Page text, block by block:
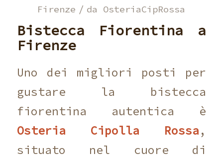
Firenze / da OsteriaCipRossa
Bistecca Fiorentina a
Firenze
Uno dei migliori posti per
gustare la bistecca
fiorentina autentica è
Osteria Cipolla Rossa ,
situato nel cuore di